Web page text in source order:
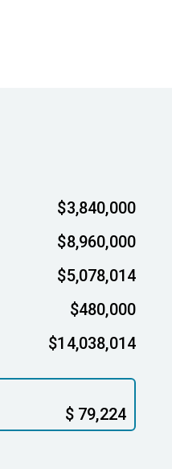
$3,840,000
$8,960,000
$5,078,014
$480,000
$14,038,014
$ 79,224